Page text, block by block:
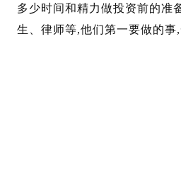
多少时间和精力做投资前的准
生、律师等,他们第一要做的